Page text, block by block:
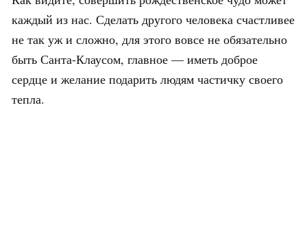
каждый из нас. Сделать другого человека счастливее
не так уж и сложно, для этого вовсе не обязательно
быть Санта-Клаусом, главное — иметь доброе
сердце и желание подарить людям частичку своего
тепла.